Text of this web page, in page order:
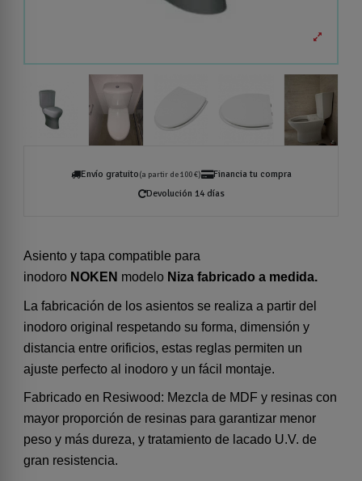
Envío gratuito(a partir de 100 €)
Financia tu compra
Devolución 14 días
Asiento y tapa compatible para
inodoro NOKEN modelo Niza fabricado a medida.
La fabricación de los asientos se realiza a partir del
inodoro original respetando su forma, dimensión y
distancia entre orificios, estas reglas permiten un
ajuste perfecto al inodoro y un fácil montaje.
Fabricado en Resiwood: Mezcla de MDF y resinas con
mayor proporción de resinas para garantizar menor
peso y más dureza, y tratamiento de lacado U.V. de
gran resistencia.